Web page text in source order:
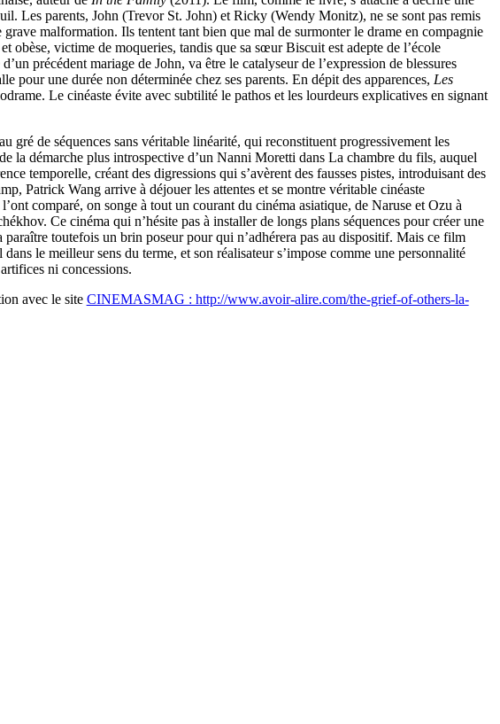
Les parents, John (Trevor St. John) et Ricky (Wendy Monitz), ne se sont pas remis
malformation. Ils tentent tant bien que mal de surmonter le drame en compagnie
obèse, victime de moqueries, tandis que sa sœur Biscuit est adepte de l’école
précédent mariage de John, va être le catalyseur de l’expression de blessures
pour une durée non déterminée chez ses parents. En dépit des apparences, Les
Le cinéaste évite avec subtilité le pathos et les lourdeurs explicatives en signant
gré de séquences sans véritable linéarité, qui reconstituent progressivement les
la démarche plus introspective d’un Nanni Moretti dans La chambre du fils, auquel
temporelle, créant des digressions qui s’avèrent des fausses pistes, introduisant des
Patrick Wang arrive à déjouer les attentes et se montre véritable cinéaste
comparé, on songe à tout un courant du cinéma asiatique, de Naruse et Ozu à
Ce cinéma qui n’hésite pas à installer de longs plans séquences pour créer une
toutefois un brin poseur pour qui n’adhérera pas au dispositif. Mais ce film
le meilleur sens du terme, et son réalisateur s’impose comme une personnalité
ni concessions.
avec le site CINEMASMAG : http://www.avoir-alire.com/the-grief-of-others-la-